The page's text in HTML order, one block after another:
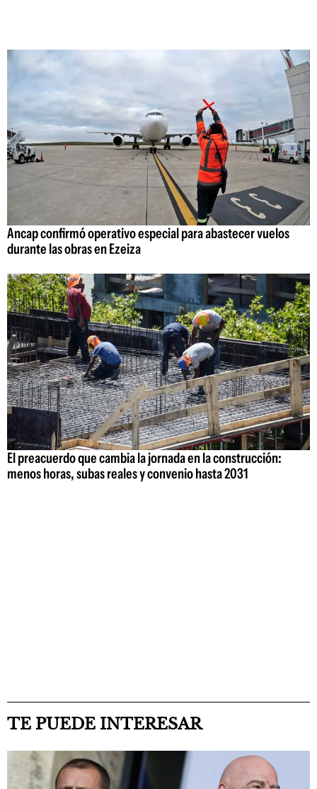
Ancap confirmó operativo especial para abastecer vuelos
durante las obras en Ezeiza
El preacuerdo que cambia la jornada en la construcción:
menos horas, subas reales y convenio hasta 2031
TE PUEDE INTERESAR